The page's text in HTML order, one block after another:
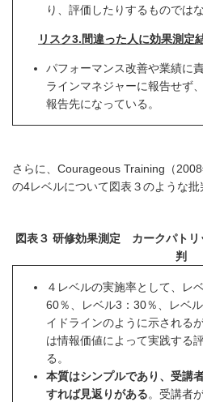
り、評価したりするものではな
リスク3.間違った人に効果測定
パフォーマンス改善や業績に
ラインマネジャーに報告せず
報告先になっている。
さらに、Courageous Training（
の4レベルについて図表３のような批
図表３ 研修効果測定 カークパトリ
判
４レベルの実施率として、レ
60％、レベル3：30％、レベ
イドラインのように示される
は情報価値によって実践する
る。
本質はシンプルであり、受講
すれば見返りがある。受講者